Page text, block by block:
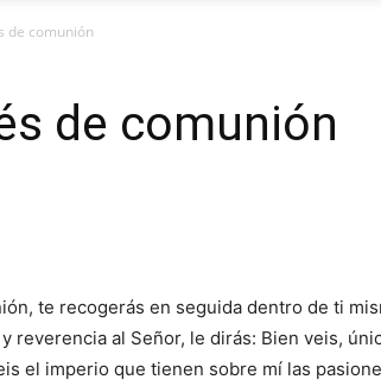
de comunión
de comunión
te recogerás en seguida dentro de ti
reverencia al Señor, le dirás: Bien veis,
el imperio que tienen sobre mí las